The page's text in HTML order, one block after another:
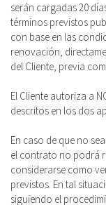
serán cargadas 20
términos previstos
con base en las
renovación,
del Cliente, previa
El Cliente autoriza a
descritos en los dos
En caso de que no
el contrato no podrá
considerarse como
previstos. En tal
siguiendo el